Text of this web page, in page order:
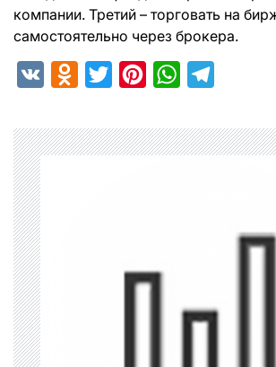
компании. Третий – торговать на
самостоятельно через брокера.
VK Odnoklassniki
TwitterPinterestWhatsApp